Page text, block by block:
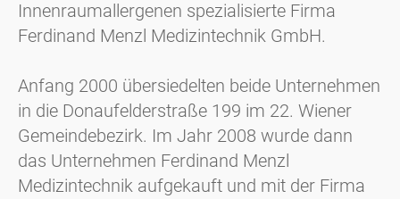
Innenraumallergenen spezialisierte Firma
Ferdinand Menzl Medizintechnik GmbH.
Anfang 2000 übersiedelten beide Unternehmen
in die Donaufelderstraße 199 im 22. Wiener
Gemeindebezirk. Im Jahr 2008 wurde dann
das Unternehmen Ferdinand Menzl
Medizintechnik aufgekauft und mit der Firma